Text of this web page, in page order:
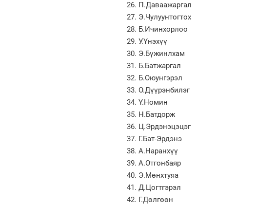
П.Даваажаргал
Э.Чулуунтогтох
Б.Ичинхорлоо
У.Үнэхүү
Э.Бүжинлхам
Б.Батжаргал
Б.Оюунгэрэл
О.Дүүрэнбилэг
Ү.Номин
Н.Батдорж
Ц.Эрдэнэцэцэг
Г.Бат-Эрдэнэ
А.Наранхүү
А.Отгонбаяр
Э.Мөнхтуяа
Д.Цогтгэрэл
Г.Дөлгөөн